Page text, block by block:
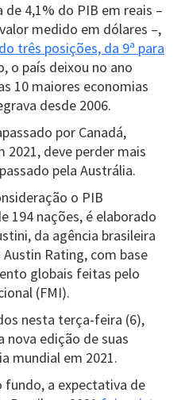
de 4,1% do PIB em reais –
medido em dólares –,
três posições, da 9ª para
o país deixou no ano
10 maiores economias
desde 2006.
por Canadá,
2021, deve perder mais
pela Austrália.
o PIB
194 nações, é elaborado
da agência brasileira
Rating, com base
globais feitas pelo
(FMI).
nesta terça-feira (6),
nova edição de suas
mundial em 2021.
fundo, a expectativa de